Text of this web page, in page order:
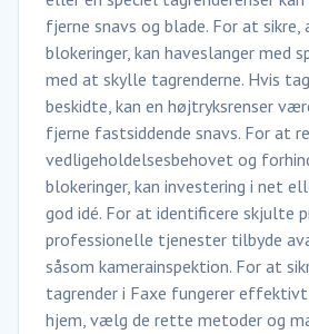
fjerne snavs og blade. For at sikre,
blokeringer, kan haveslanger med
med at skylle tagrenderne. Hvis
beskidte, kan en højtryksrenser
fjerne fastsiddende snavs. For at
vedligeholdelsesbehovet og
blokeringer, kan investering i net
god idé. For at identificere skjulte
professionelle tjenester tilbyde
såsom kamerainspektion. For at
tagrender i Faxe fungerer
hjem, vælg de rette metoder og